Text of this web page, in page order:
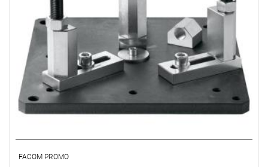
FACOM PROMO